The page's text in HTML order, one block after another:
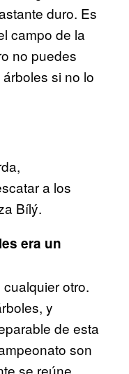
duro. Es
campo de la
no puedes
si no lo
a los
Bílý.
era un
otro.
y
de esta
son
se reúne,